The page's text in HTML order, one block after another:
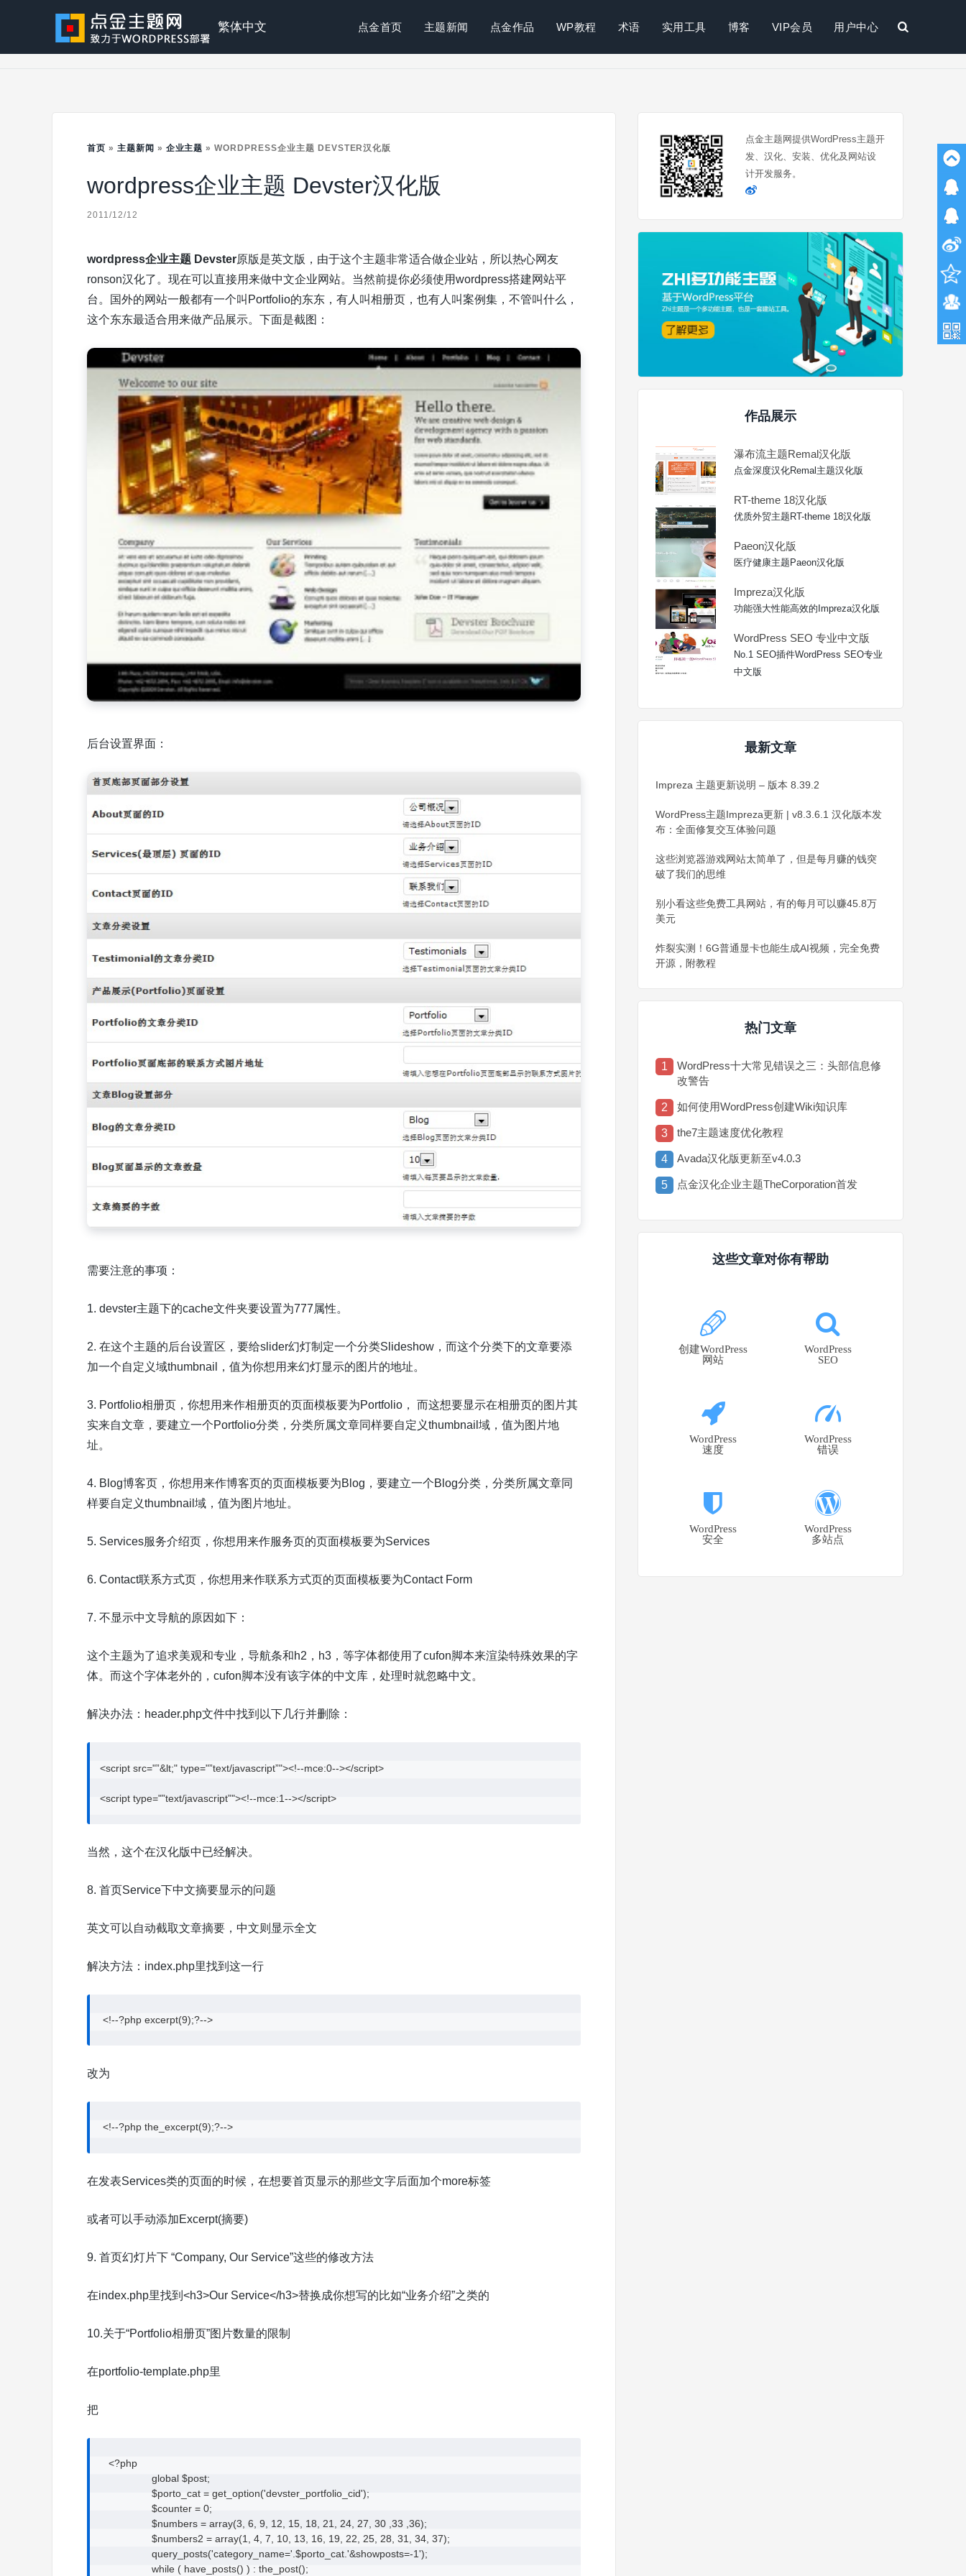
点
题
繁体中文 点金首页 主题新闻 点金作品 WP教程 术语 实用工具 博客 VIP会员 用户中心
首页 » 主题新闻 » 企业主题 »WORDPRESS企业主题 DEVSTER汉化版
wordpress企业主题 Devster汉化版
2011/12/12
wordpress企业主题 Devster原版是英文版，由于这个主题非常适合做企业站，所以热心网友
ronson汉化了。现在可以直接用来做中文企业网站。当然前提你必须使用wordpress搭建网站平
台。国外的网站一般都有一个叫Portfolio的东东，有人叫相册页，也有人叫案例集，不管叫什么，
这个东东最适合用来做产品展示。下面是截图：
后台设置界面：
需要注意的事项：
1. devster主题下的cache文件夹要设置为777属性。
2. 在这个主题的后台设置区，要给slider幻灯制定一个分类Slideshow，而这个分类下的文章要添
加一个自定义域thumbnail，值为你想用来幻灯显示的图片的地址。
3. Portfolio相册页，你想用来作相册页的页面模板要为Portfolio， 而这想要显示在相册页的图片其
实来自文章，要建立一个Portfolio分类，分类所属文章同样要自定义thumbnail域，值为图片地
址。
4. Blog博客页，你想用来作博客页的页面模板要为Blog，要建立一个Blog分类，分类所属文章同
样要自定义thumbnail域，值为图片地址。
5. Services服务介绍页，你想用来作服务页的页面模板要为Services
6. Contact联系方式页，你想用来作联系方式页的页面模板要为Contact Form
7. 不显示中文导航的原因如下：
这个主题为了追求美观和专业，导航条和h2，h3，等字体都使用了cufon脚本来渲染特殊效果的字
体。而这个字体老外的，cufon脚本没有该字体的中文库，处理时就忽略中文。
解决办法：header.php文件中找到以下几行并删除：
<script src="”&lt;" type="”text/javascript”"><!--mce:0--></script>
<script type="”text/javascript”"><!--mce:1--></script>
当然，这个在汉化版中已经解决。
8. 首页Service下中文摘要显示的问题
英文可以自动截取文章摘要，中文则显示全文
解决方法：index.php里找到这一行
<!--?php excerpt(9);?-->
改为
<!--?php the_excerpt(9);?-->
在发表Services类的页面的时候，在想要首页显示的那些文字后面加个more标签
或者可以手动添加Excerpt(摘要)
9. 首页幻灯片下 “Company, Our Service”这些的修改方法
在index.php里找到<h3>Our Service</h3>替换成你想写的比如“业务介绍”之类的
10.关于“Portfolio相册页”图片数量的限制
在portfolio-template.php里
把
   <?php
                  global $post;
                  $porto_cat = get_option('devster_portfolio_cid');
                  $counter = 0;
                  $numbers = array(3, 6, 9, 12, 15, 18, 21, 24, 27, 30 ,33 ,36);
                  $numbers2 = array(1, 4, 7, 10, 13, 16, 19, 22, 25, 28, 31, 34, 37);
                  query_posts('category_name='.$porto_cat.'&showposts=-1');
                  while ( have_posts() ) : the_post();
点金主题网提供WordPress主题开
发、汉化、安装、优化及网站设
计开发服务。
作品展示
瀑布流主题Remal汉化版
点金深度汉化Remal主题汉化版
RT-theme 18汉化版
优质外贸主题RT-theme 18汉化版
Paeon汉化版
医疗健康主题Paeon汉化版
Impreza汉化版
功能强大性能高效的Impreza汉化版
WordPress SEO 专业中文版
No.1 SEO插件WordPress SEO专业
中文版
最新文章
Impreza 主题更新说明 – 版本 8.39.2
WordPress主题Impreza更新 | v8.3.6.1 汉化版本发
布：全面修复交互体验问题
这些浏览器游戏网站太简单了，但是每月赚的钱突
破了我们的思维
别小看这些免费工具网站，有的每月可以赚45.8万
美元
炸裂实测！6G普通显卡也能生成AI视频，完全免费
开源，附教程
热门文章
1
WordPress十大常见错误之三：头部信息修
改警告
2 如何使用WordPress创建Wiki知识库
3 the7主题速度优化教程
4 Avada汉化版更新至v4.0.3
5 点金汉化企业主题TheCorporation首发
这些文章对你有帮助
创建WordPress
网站
WordPress
SEO
WordPress
速度
WordPress
错误
WordPress
安全
WordPress
多站点